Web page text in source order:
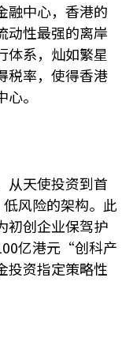
融中心，香港的
动性最强的离岸
体系，灿如繁星
税率，使得香港
。
从天使投资到首
风险的架构。此
初创企业保驾护
亿港元“创科产
投资指定策略性